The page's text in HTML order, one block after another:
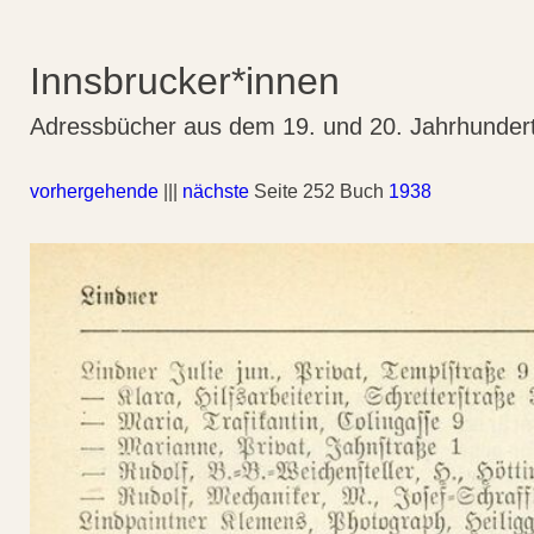
Innsbrucker*innen
Adressbücher aus dem 19. und 20.
vorhergehende nächste Seite 252 Buch 1938